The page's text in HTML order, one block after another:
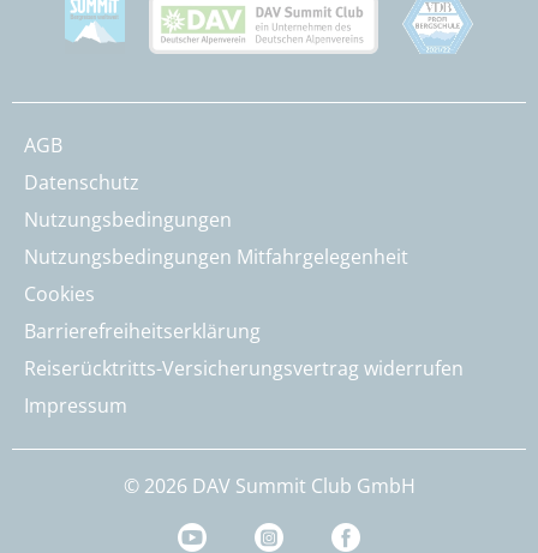
AGB
Datenschutz
Nutzungsbedingungen
Nutzungsbedingungen Mitfahrgelegenheit
Cookies
Barrierefreiheitserklärung
Reiserücktritts-Versicherungsvertrag widerrufen
Impressum
© 2026 DAV Summit Club GmbH